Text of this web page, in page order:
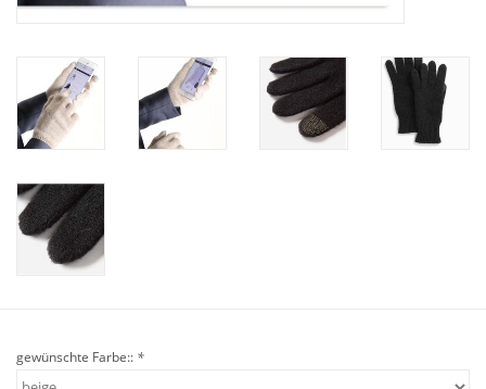
Gutscheine
Accessoires Spa
Angebote
Info-Service
Geprüfter Webshop
Vertrag widerrufen
gewünschte Farbe:: *